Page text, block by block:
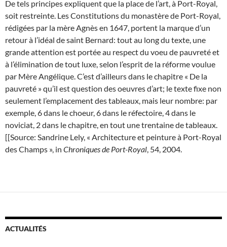
De tels principes expliquent que la place de l’art, à Port-Royal,
soit restreinte. Les Constitutions du monastère de Port-Royal,
rédigées par la mère Agnès en 1647, portent la marque d’un
retour à l’idéal de saint Bernard: tout au long du texte, une
grande attention est portée au respect du voeu de pauvreté et
à l’élimination de tout luxe, selon l’esprit de la réforme voulue
par Mère Angélique. C’est d’ailleurs dans le chapitre « De la
pauvreté » qu’il est question des oeuvres d’art; le texte fixe non
seulement l’emplacement des tableaux, mais leur nombre: par
exemple, 6 dans le choeur, 6 dans le réfectoire, 4 dans le
noviciat, 2 dans le chapitre, en tout une trentaine de tableaux.
[[Source: Sandrine Lely, « Architecture et peinture à Port-Royal
des Champs », in Chroniques de Port-Royal , 54, 2004.
ACTUALITÉS